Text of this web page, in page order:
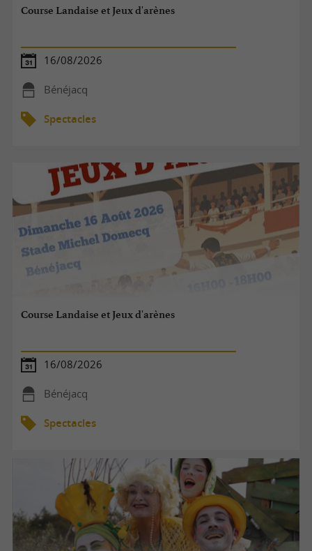
Course Landaise et Jeux d'arènes
16/08/2026
Bénéjacq
Spectacles
Course Landaise et Jeux d'arènes
16/08/2026
Bénéjacq
Spectacles